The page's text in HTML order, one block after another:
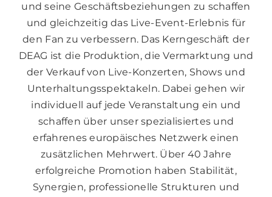
DE EN
und seine Geschäftsbeziehungen zu schaffen
und gleichzeitig das Live-Event-Erlebnis für
den Fan zu verbessern. Das Kerngeschäft der
DEAG ist die Produktion, die Vermarktung und
der Verkauf von Live-Konzerten, Shows und
Unterhaltungsspektakeln. Dabei gehen wir
individuell auf jede Veranstaltung ein und
schaffen über unser spezialisiertes und
erfahrenes europäisches Netzwerk einen
zusätzlichen Mehrwert. Über 40 Jahre
erfolgreiche Promotion haben Stabilität,
Synergien, professionelle Strukturen und